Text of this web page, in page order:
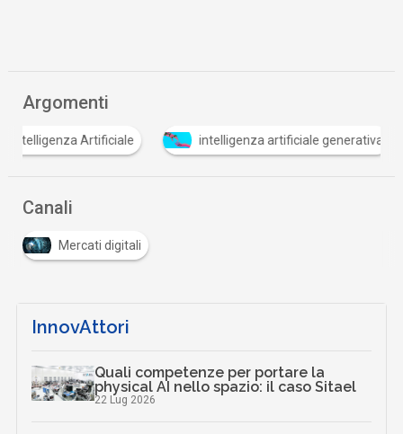
Argomenti
Intelligenza Artificiale intelligenza artificiale
Canali
Mercati digitali
InnovAttori
Quali competenze per portare la
physical AI nello spazio: il caso Sitael
22 Lug 2026